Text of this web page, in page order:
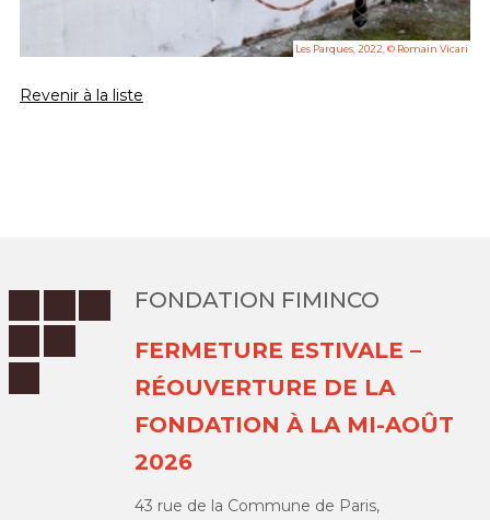
Les Parques, 2022, © Romain Vicari
Revenir à la liste
FONDATION FIMINCO
FERMETURE ESTIVALE –
RÉOUVERTURE DE LA
FONDATION À LA MI-AOÛT
2026
43 rue de la Commune de Paris,